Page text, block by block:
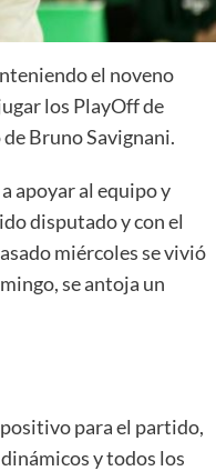
el noveno
los PlayOff de
Bruno Savignani.
apoyar al equipo y
disputado y con el
miércoles se vivió
se antoja un
para el partido,
y todos los
Vamos creciendo. Tanto así
todo crecimiento conlleva
que...